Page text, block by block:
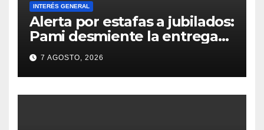
INTERÉS GENERAL
Alerta por estafas a jubilados:
Pami desmiente la entrega
gratuita de computadoras
7 AGOSTO, 2026